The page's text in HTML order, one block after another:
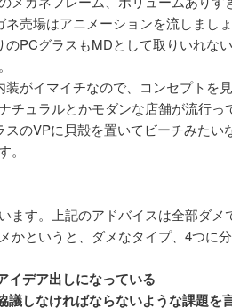
ネ売場はアニメーションを流しまし
のPCグラスもMDとして取りいれな
装がイマイチなので、コンセプトを
チュラルとかモダンな店舗が流行っ
スのVPに貝殻を置いてビーチみたい
。
ます。上記のアドバイスは全部ダメ
かというと、ダメなタイプ、4つに
イデア出しになっている
議しなければならないような課題を